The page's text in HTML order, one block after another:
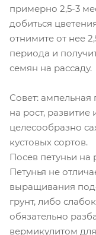
примерно 2,5-3
добиться
отнимите от нее
периода и
семян на рассаду.
Совет: ампельная
на рост,
целесообразно
кустовых сортов.
Посев петуньи на
Петунья не
выращивания
грунт, либо
обязательно
вермикулитом